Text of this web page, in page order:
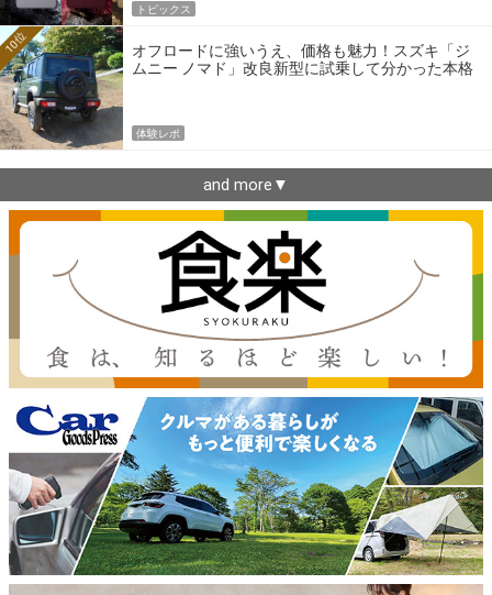
トピックス
オフロードに強いうえ、価格も魅力！スズキ「ジ
ムニー ノマド」改良新型に試乗して分かった本格
10位
体験レポ
and more▼